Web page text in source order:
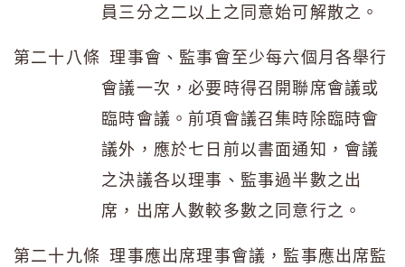
員三分之二以上之同意始可解散之。
第二十八條 理事會、監事會至少每六個月各舉行
會議一次，必要時得召開聯席會議或
臨時會議。前項會議召集時除臨時會
議外，應於七日前以書面通知，會議
之決議各以理事、監事過半數之出
席，出席人數較多數之同意行之。
第二十九條 理事應出席理事會議，監事應出席監